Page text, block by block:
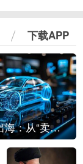
下载APP
中国汽车出海：从“卖出去”到“走进去”